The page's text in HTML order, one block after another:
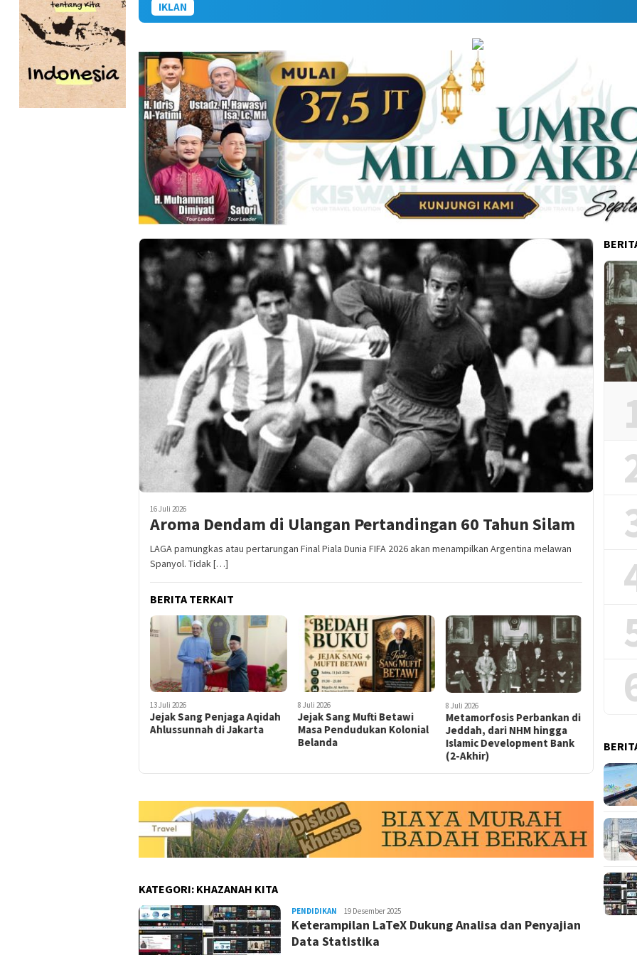
IKLAN
16 Juli 2026
Aroma Dendam di Ulangan Pertandingan 60 Tahun Silam
LAGA pamungkas atau pertarungan Final Piala Dunia FIFA 2026 akan menampilkan Argentina melawan
Spanyol. Tidak […]
BERITA TERKAIT
13 Juli 2026
Jejak Sang Penjaga Aqidah
Ahlussunnah di Jakarta
8 Juli 2026
Jejak Sang Mufti Betawi
Masa Pendudukan Kolonial
Belanda
8 Juli 2026
Metamorfosis Perbankan di
Jeddah, dari NHM hingga
Islamic Development Bank
(2-Akhir)
KATEGORI: KHAZANAH KITA
PENDIDIKAN REDAKSI
RAMBUKOTA
19 Desember 2025
Keterampilan LaTeX Dukung Analisa dan Penyajian
Data Statistika